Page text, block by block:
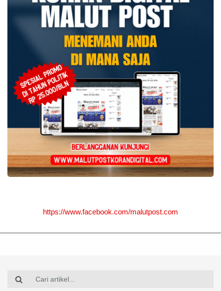
https://www.facebook.com/malutpost.com